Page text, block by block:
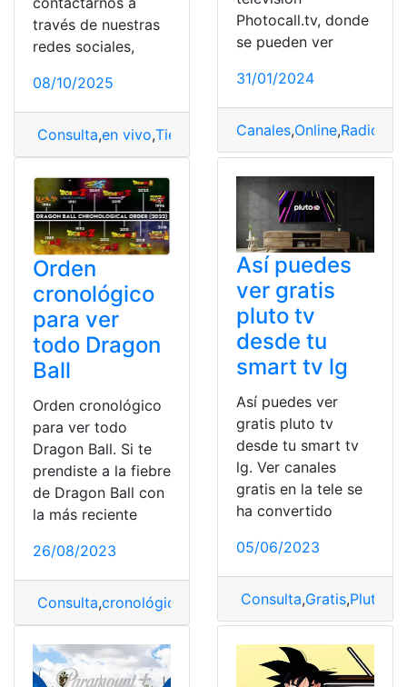
través de nuestras
redes sociales,
08/10/2025
Consulta,en vivo,Tierra Tierra de esperanza,ver
Photocall.tv, donde
se pueden ver
31/01/2024
Canales,Online,Radio
Orden
cronológico
para ver
todo Dragon
Ball
Orden cronológico
para ver todo
Dragon Ball. Si te
prendiste a la fiebre
de Dragon Ball con
la más reciente
26/08/2023
Consulta,cronológico Dragon Ball,orden,ver
Así puedes
ver gratis
pluto tv
desde tu
smart tv lg
Así puedes ver
gratis pluto tv
desde tu smart tv
lg. Ver canales
gratis en la tele se
ha convertido
05/06/2023
Consulta,Gratis,Pluto